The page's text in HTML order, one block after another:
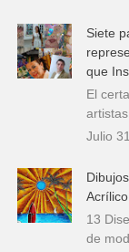
Siete
que
El
Julio
13
de